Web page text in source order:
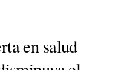
en salud